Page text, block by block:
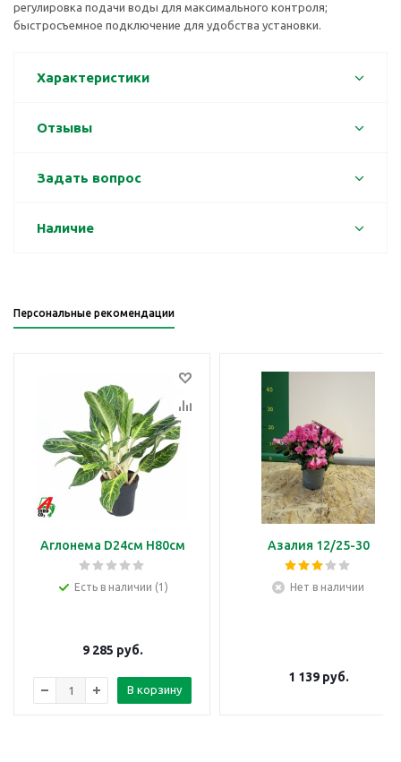
регулировка подачи воды для максимального контроля;
быстросъемное подключение для удобства установки.
Характеристики
Отзывы
Задать вопрос
Наличие
Персональные рекомендации
Аглонема D24см H80см
Есть в наличии (1)
9 285 руб.
В корзину
Азалия 12/25-30
Нет в наличии
1 139руб.